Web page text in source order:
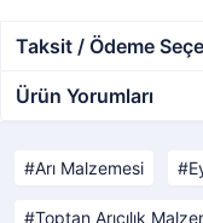
Taksit / Ödeme
Ürün Yorumları
Arı Malzemesi
Toptan Arıcılık